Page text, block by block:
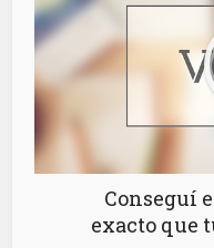
Conseguí
exacto que